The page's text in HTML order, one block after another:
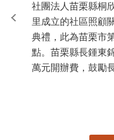
社團法人苗栗縣桐
里成立的社區照顧
典禮，此為苗栗市
點。苗栗縣長鍾東
萬元開辦費，鼓勵